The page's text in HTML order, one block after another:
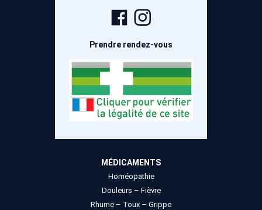
Page
Facebook
Prendre rendez-vous
MÉDICAMENTS
Homéopathie
Douleurs – Fièvre
Rhume – Toux – Grippe